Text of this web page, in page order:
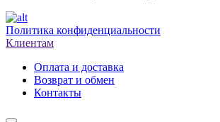
Политика конфиденциальности
Клиентам
Оплата и доставка
Возврат и обмен
Контакты